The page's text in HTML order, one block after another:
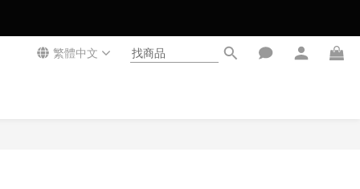
繁體中文